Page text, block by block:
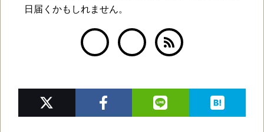
日届くかもしれません。